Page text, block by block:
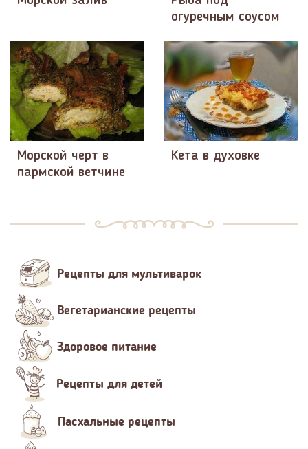
огуречным соусом
Морской черт в
пармской ветчине
Кета в духовке
Рецепты для мультиварок
Вегетарианские рецепты
Здоровое питание
Рецепты для детей
Пасхальные рецепты